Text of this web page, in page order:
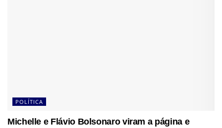
POLÍTICA
Michelle e Flávio Bolsonaro viram a página e